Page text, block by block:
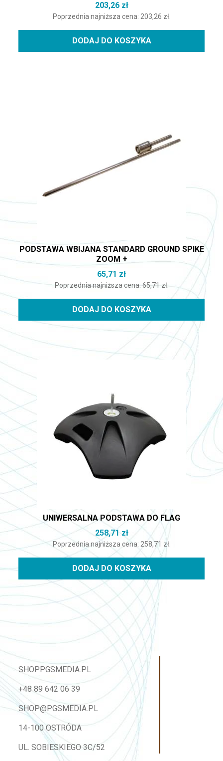
203,26 zł
Poprzednia najniższa cena: 203,26 zł.
DODAJ DO KOSZYKA
PODSTAWA WBIJANA STANDARD GROUND SPIKE
ZOOM +
65,71 zł
Poprzednia najniższa cena:65,71 zł.
DODAJ DO KOSZYKA
UNIWERSALNA PODSTAWA DO FLAG
258,71 zł
Poprzednia najniższa cena: 258,71 zł.
DODAJ DO KOSZYKA
SHOP.PGSMEDIA.PL
+48 89 642 06 39
SHOP@PGSMEDIA.PL
14-100 OSTRÓDA
UL. SOBIESKIEGO 3C/52